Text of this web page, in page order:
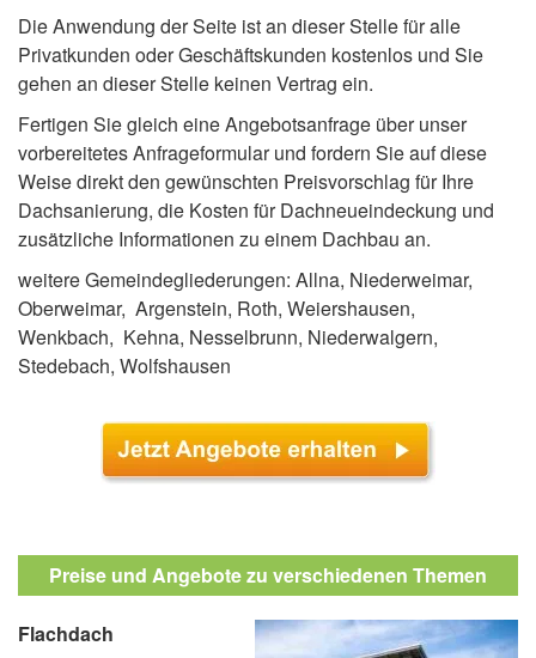
Die Anwendung der Seite ist an dieser Stelle für alle
Privatkunden oder Geschäftskunden kostenlos und Sie
gehen an dieser Stelle keinen Vertrag ein.
Fertigen Sie gleich eine Angebotsanfrage über unser
vorbereitetes Anfrageformular und fordern Sie auf diese
Weise direkt den gewünschten Preisvorschlag für Ihre
Dachsanierung, die Kosten für Dachneueindeckung und
zusätzliche Informationen zu einem Dachbau an.
weitere Gemeindegliederungen: Allna, Niederweimar,
Oberweimar, Argenstein, Roth, Weiershausen,
Wenkbach, Kehna, Nesselbrunn, Niederwalgern,
Stedebach, Wolfshausen
Preise und Angebote zu verschiedenen Themen
Flachdach